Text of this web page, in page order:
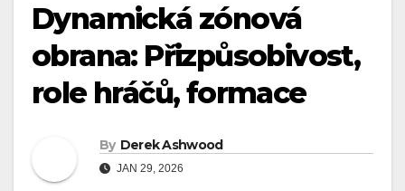
Dynamická zónová
obrana: Přizpůsobivost,
role hráčů, formace
By Derek Ashwood
JAN 29, 2026